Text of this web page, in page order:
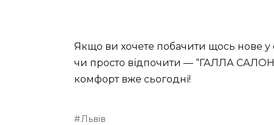
Якщо ви хочете побачити щось нове у
чи просто відпочити — “ГАЛЛА САЛОН”
комфорт вже сьогодні!
Львів